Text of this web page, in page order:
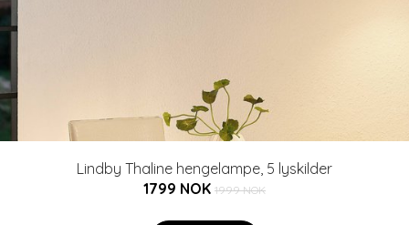
Lindby Thaline hengelampe, 5 lyskilder
1799 NOK 1999 NOK